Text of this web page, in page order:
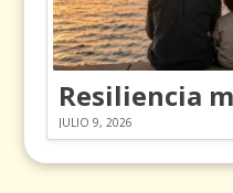
JULIO 9, 2026